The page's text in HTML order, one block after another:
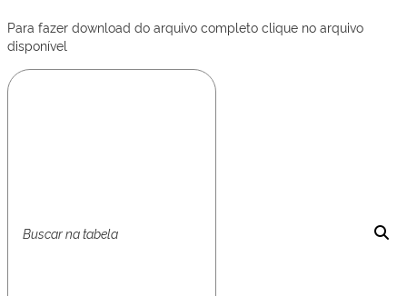
Para fazer download do arquivo completo clique no arquivo
disponível